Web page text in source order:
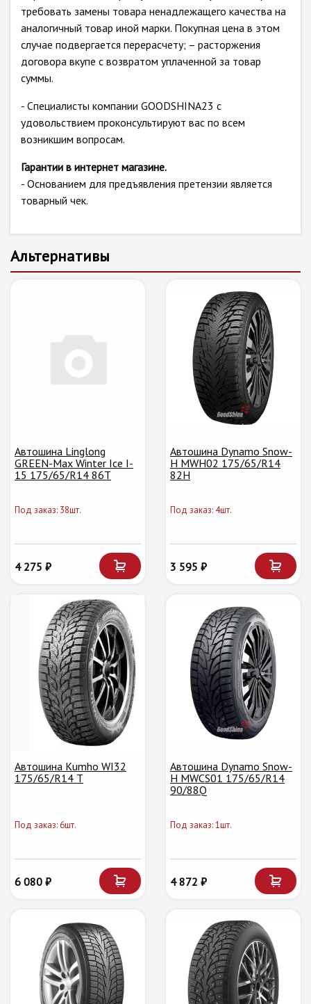
требовать замены товара ненадлежащего качества на
аналогичный товар иной марки. Покупная цена в этом
случае подвергается перерасчету; – расторжения
договора вкупе с возвратом уплаченной за товар
суммы.
- Специалисты компании GOODSHINA23 с
удовольствием проконсультируют вас по всем
возникшим вопросам.
Гарантии в интернет магазине.
- Основанием для предъявления претензии является
товарный чек.
Альтернативы
Автошина Linglong
GREEN-Max Winter Ice I-
15 175/65/R14 86T
Под заказ: 38шт.
4 275 ₽
Автошина Dynamo Snow-
H MWH02 175/65/R14
82H
Под заказ: 4шт.
3 595 ₽
Автошина Kumho WI32
175/65/R14 T
Под заказ: 6шт.
6 080 ₽
Автошина Dynamo Snow-
H MWCS01 175/65/R14
90/88Q
Под заказ: 1шт.
4 872 ₽